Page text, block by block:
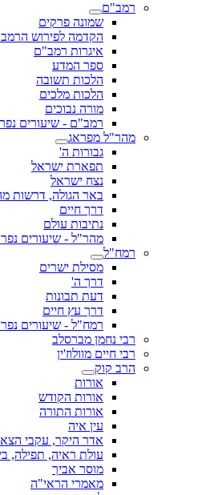
רמב"ם
שמונה פרקים
הקדמה לפירוש
איגרות רמב"ם
ספר המדע
הלכות תשובה
הלכות מלכים
מורה נבוכים
רמב"ם - שיעורים
מהר"ל מפראג
גבורות ה'
תפארת ישראל
נצח ישראל
באר הגולה, דרשות
דרך חיים
נתיבות עולם
מהר"ל - שיעורים
רמח"ל
מסילת ישרים
דרך ה'
דעת תבונות
דרך עץ חיים
רמח"ל - שיעורים
רבי נחמן מברסלב
רבי חיים מוולוז'ין
הרב קוק
אורות
אורות הקודש
אורות התורה
עין איה
אדר היקר, עקבי
עולת ראיה, תפילה,
מוסר אביך
מאמרי הראי"ה